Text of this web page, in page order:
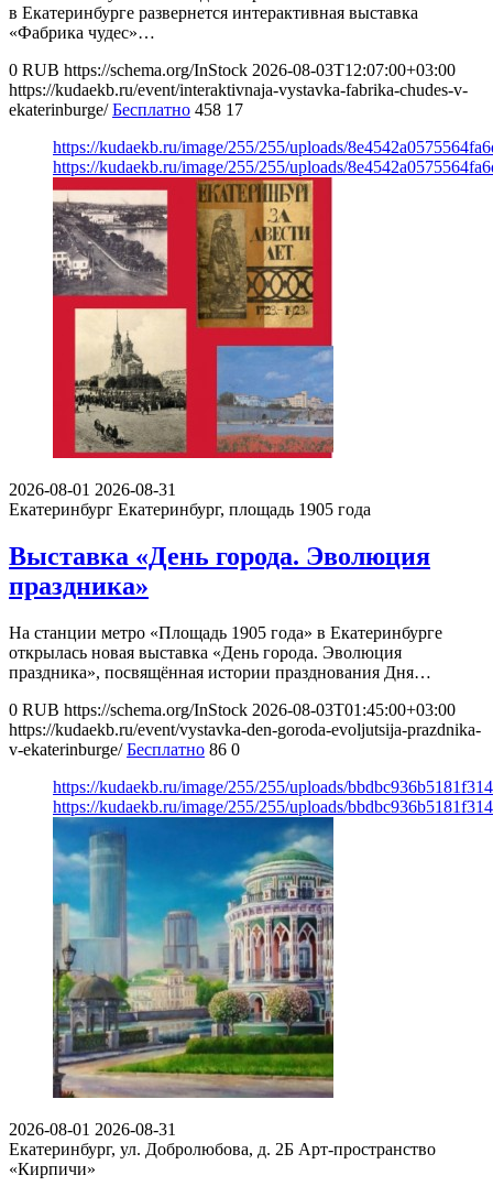
в Екатеринбурге развернется интерактивная выставка
«Фабрика чудес»…
0 RUB https://schema.org/InStock 2026-08-03T12:07:00+03:00
https://kudaekb.ru/event/interaktivnaja-vystavka-fabrika-chudes-v-
ekaterinburge/ Бесплатно 458 17
https://kudaekb.ru/image/255/255/uploads/
https://kudaekb.ru/image/255/255/uploads/
2026-08-01 2026-08-31
Екатеринбург Екатеринбург, площадь 1905 года
Выставка «День города. Эволюция
праздника»
На станции метро «Площадь 1905 года» в Екатеринбурге
открылась новая выставка «День города. Эволюция
праздника», посвящённая истории празднования Дня…
0 RUB https://schema.org/InStock 2026-08-03T01:45:00+03:00
https://kudaekb.ru/event/vystavka-den-goroda-evoljutsija-prazdnika-
v-ekaterinburge/ Бесплатно 86 0
https://kudaekb.ru/image/255/255/uploads/
https://kudaekb.ru/image/255/255/uploads/
2026-08-01 2026-08-31
Екатеринбург, ул. Добролюбова, д. 2Б Арт-пространство
«Кирпичи»